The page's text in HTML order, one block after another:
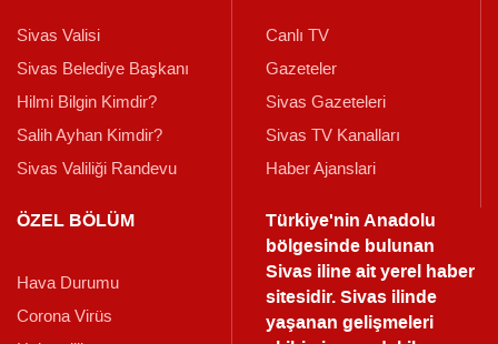
Sivas Valisi
Sivas Belediye Başkanı
Hilmi Bilgin Kimdir?
Salih Ayhan Kimdir?
Sivas Valiliği Randevu
Canlı TV
Gazeteler
Sivas Gazeteleri
Sivas TV Kanalları
Haber Ajanslari
ÖZEL BÖLÜM
Hava Durumu
Corona Virüs
Türkiye'nin Anadolu
bölgesinde bulunan
Sivas iline ait yerel haber
sitesidir. Sivas ilinde
yaşanan gelişmeleri